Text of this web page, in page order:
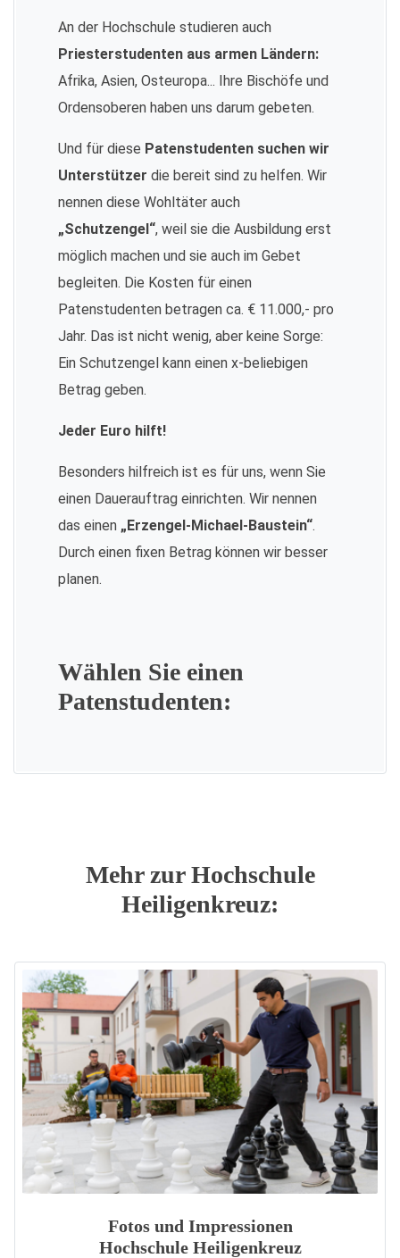
An der Hochschule studieren auch
Priesterstudenten aus armen Ländern:
Afrika, Asien, Osteuropa... Ihre Bischöfe und
Ordensoberen haben uns darum gebeten.
Und für diese Patenstudenten suchen wir
Unterstützer die bereit sind zu helfen. Wir
nennen diese Wohltäter auch
„Schutzengel“, weil sie die Ausbildung erst
möglich machen und sie auch im Gebet
begleiten. Die Kosten für einen
Patenstudenten betragen ca. € 11.000,- pro
Jahr. Das ist nicht wenig, aber keine Sorge:
Ein Schutzengel kann einen x-beliebigen
Betrag geben.
Jeder Euro hilft!
Besonders hilfreich ist es für uns, wenn Sie
einen Dauerauftrag einrichten. Wir nennen
das einen „Erzengel-Michael-Baustein“.
Durch einen fixen Betrag können wir besser
planen.
Wählen Sie einen
Patenstudenten:
Mehr zur Hochschule
Heiligenkreuz:
Fotos und Impressionen
Hochschule Heiligenkreuz